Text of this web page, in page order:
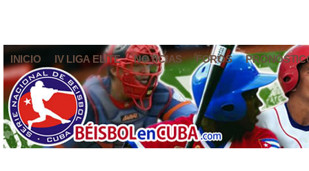
INICIO IV LIGA ELITE NOTICIAS FOROS